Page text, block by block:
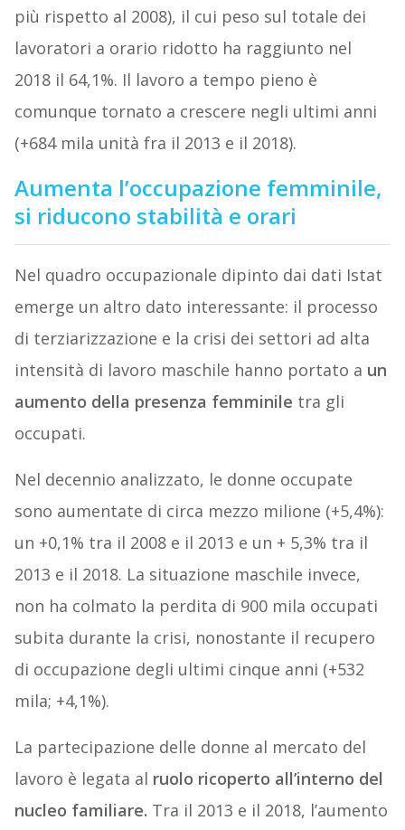
più rispetto al 2008), il cui peso sul totale dei
lavoratori a orario ridotto ha raggiunto nel
2018 il 64,1%. Il lavoro a tempo pieno è
comunque tornato a crescere negli ultimi anni
(+684 mila unità fra il 2013 e il 2018).
Aumenta l’occupazione femminile,
si riducono stabilità e orari
Nel quadro occupazionale dipinto dai dati Istat
emerge un altro dato interessante: il processo
di terziarizzazione e la crisi dei settori ad alta
intensità di lavoro maschile hanno portato a un
aumento della presenza femminile tra gli
occupati.
Nel decennio analizzato, le donne occupate
sono aumentate di circa mezzo milione (+5,4%):
un +0,1% tra il 2008 e il 2013 e un + 5,3% tra il
2013 e il 2018. La situazione maschile invece,
non ha colmato la perdita di 900 mila occupati
subita durante la crisi, nonostante il recupero
di occupazione degli ultimi cinque anni (+532
mila; +4,1%).
La partecipazione delle donne al mercato del
lavoro è legata al ruolo ricoperto all’interno del
nucleo familiare. Tra il 2013 e il 2018, l’aumento